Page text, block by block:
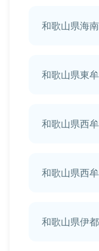
和歌山県海
和歌山県東
和歌山県西
和歌山県西
和歌山県伊